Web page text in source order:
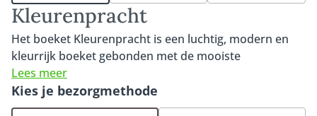
Kleurenpracht
Het boeket Kleurenpracht is een luchtig, modern en
kleurrijk boeket gebonden met de mooiste
seizoensbloemen. Het boeket wordt geleverd exclusief
vaas. Kleurrijk en uitbundig. De bloemen die in dit
boeket naar voren komen zijn opvallend en uniek.
Lees meer
Kies je bezorgmethode